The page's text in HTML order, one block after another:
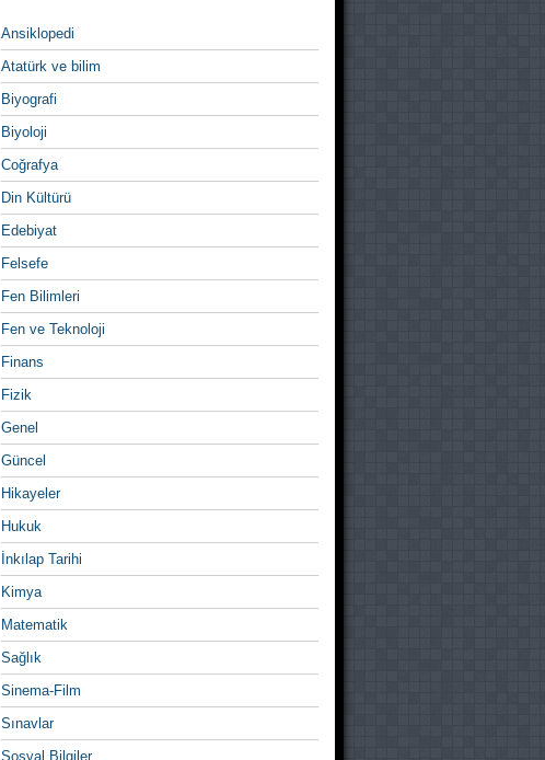
Ansiklopedi
Atatürk ve bilim
Biyografi
Biyoloji
Coğrafya
Din Kültürü
Edebiyat
Felsefe
Fen Bilimleri
Fen ve Teknoloji
Finans
Fizik
Genel
Güncel
Hikayeler
Hukuk
İnkılap Tarihi
Kimya
Matematik
Sağlık
Sinema-Film
Sınavlar
Sosyal Bilgiler